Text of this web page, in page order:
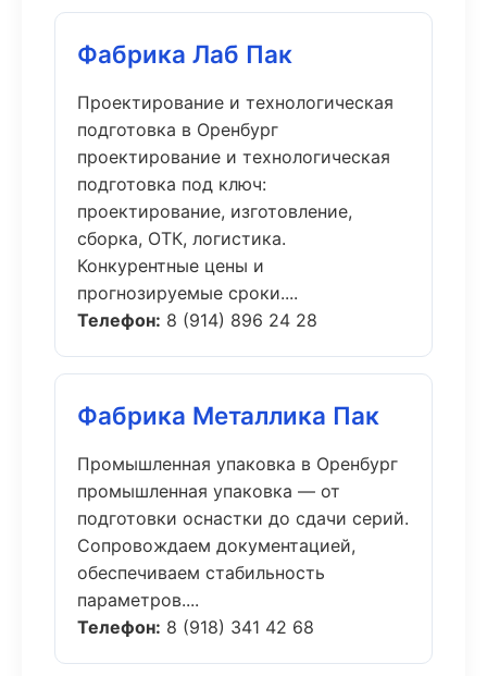
Фабрика Лаб Пак
Проектирование и технологическая
подготовка в Оренбург
проектирование и технологическая
подготовка под ключ:
проектирование, изготовление,
сборка, ОТК, логистика.
Конкурентные цены и
прогнозируемые сроки....
Телефон: 8 (914) 896 24 28
Фабрика Металлика Пак
Промышленная упаковка в Оренбург
промышленная упаковка — от
подготовки оснастки до сдачи серий.
Сопровождаем документацией,
обеспечиваем стабильность
параметров....
Телефон: 8 (918) 341 42 68